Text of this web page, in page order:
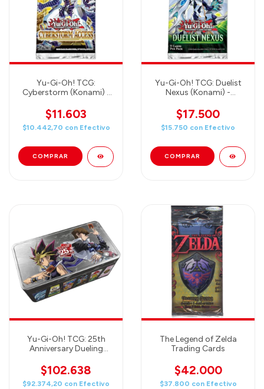
Yu-Gi-Oh! TCG:
Cyberstorm (Konami) -
$11.603
$10.442,70 con Efectivo
Yu-Gi-Oh! TCG: Duelist
Nexus (Konami) -
$17.500
$15.750 con Efectivo
Yu-Gi-Oh! TCG: 25th
Anniversary Dueling
$102.638
$92.374,20 con Efectivo
The Legend of Zelda
Trading Cards
$42.000
$37.800 con Efectivo